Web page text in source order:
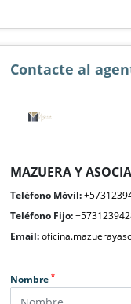
Contacte al
MAZUERA Y
Teléfono Móvil:
Teléfono Fijo:
Email:
Nombre*